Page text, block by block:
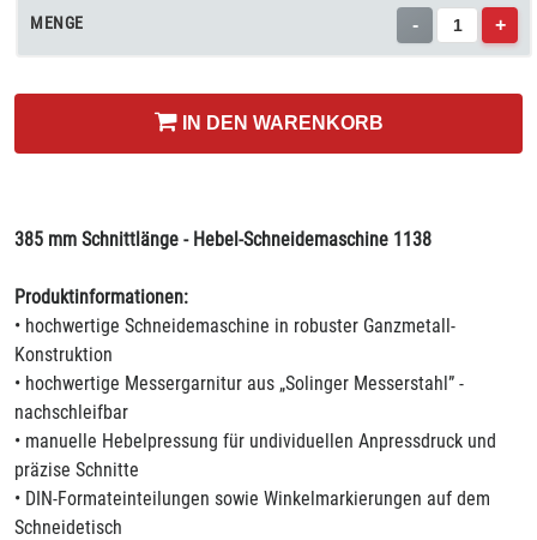
MENGE - +
IN DEN WARENKORB
385 mm Schnittlänge - Hebel-Schneidemaschine 1138
Produktinformationen:
• hochwertige Schneidemaschine in robuster Ganzmetall-
Konstruktion
• hochwertige Messergarnitur aus „Solinger Messerstahl” -
nachschleifbar
• manuelle Hebelpressung für undividuellen Anpressdruck und
präzise Schnitte
• DIN-Formateinteilungen sowie Winkelmarkierungen auf dem
Schneidetisch